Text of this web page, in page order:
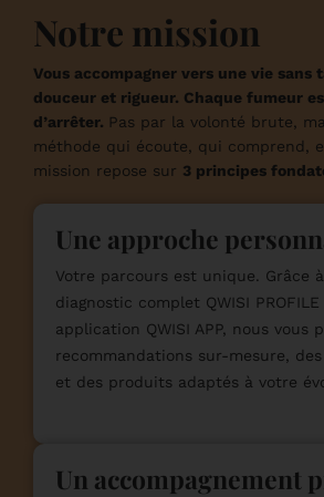
Notre mission
Vous accompagner vers une vie sans
douceur et rigueur. Chaque fumeur
d’arrêter. Pas par la volonté brute,
méthode qui écoute, qui comprend,
mission repose sur 3 principes
Une approche
Votre parcours est unique. Grâce
diagnostic complet QWISI
application QWISI APP, nous vous
recommandations sur-mesure,
et des produits adaptés à votre
Un accompagnement